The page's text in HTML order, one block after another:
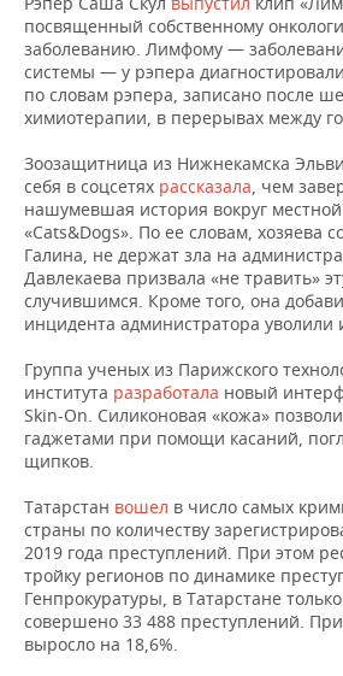
ВОДНЫЕ ВИДЫ СПОРТА
ХОККЕЙ С МЯЧОМ
ОБРАЗОВАНИЕ
ПРОИСШЕСТВИЯ
посвященный собственному
заболеванию. Лимфому —
системы — у рэпера
по словам рэпера, записано после
химиотерапии, в перерывах между
Зоозащитница из Нижнекамска
себя в соцсетях рассказала, чем
нашумевшая история вокруг
«Cats&Dogs». По ее словам, хозяева
Галина, не держат зла на
Давлекаева призвала «не травить»
случившимся. Кроме того, она
инцидента администратора уволили
Группа ученых из Парижского
института разработала новый
Skin-On. Силиконовая «кожа»
гаджетами при помощи касаний,
щипков.
Татарстан вошел в число самых
страны по количеству
2019 года преступлений. При этом
тройку регионов по динамике
Генпрокуратуры, в Татарстане только
совершено 33 488 преступлений.
выросло на 18,6%.